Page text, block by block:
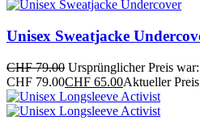
Unisex Sweatjacke
CHF79.00 Ursprünglicher Preis war:
CHF 79.00CHF 65.00Aktueller